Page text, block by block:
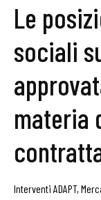
Le
sociali
materia
Interventi ADAPT,